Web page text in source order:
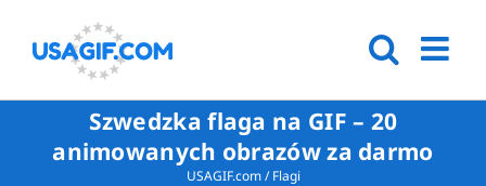
Szwedzka flaga na GIF – 20
animowanych obrazów za darmo
USAGIF.com/Flagi